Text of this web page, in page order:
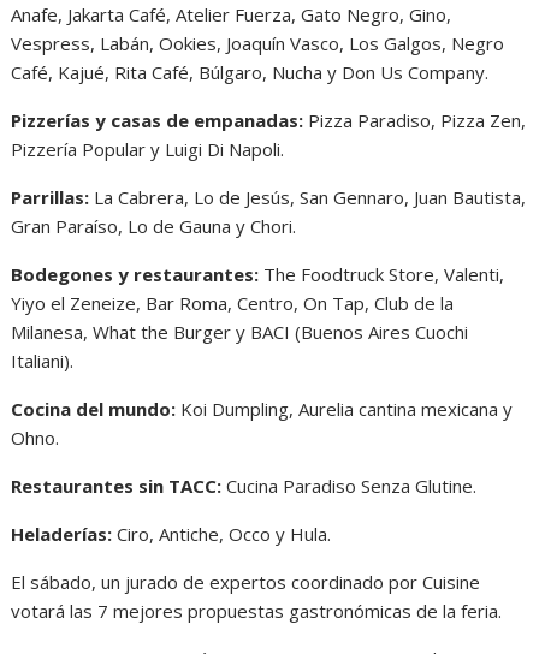
Anafe, Jakarta Café, Atelier Fuerza, Gato Negro, Gino,
Vespress, Labán, Ookies, Joaquín Vasco, Los Galgos, Negro
Café, Kajué, Rita Café, Búlgaro, Nucha y Don Us Company.
Pizzerías y casas de empanadas: Pizza Paradiso, Pizza Zen,
Pizzería Popular y Luigi Di Napoli.
Parrillas: La Cabrera, Lo de Jesús, San Gennaro, Juan Bautista,
Gran Paraíso, Lo de Gauna y Chori.
Bodegones y restaurantes: The Foodtruck Store, Valenti,
Yiyo el Zeneize, Bar Roma, Centro, On Tap, Club de la
Milanesa, What the Burger y BACI (Buenos Aires Cuochi
Italiani).
Cocina del mundo: Koi Dumpling, Aurelia cantina mexicana y
Ohno.
Restaurantes sin TACC: Cucina Paradiso Senza Glutine.
Heladerías: Ciro, Antiche, Occo y Hula.
El sábado, un jurado de expertos coordinado por Cuisine
votará las 7 mejores propuestas gastronómicas de la feria.